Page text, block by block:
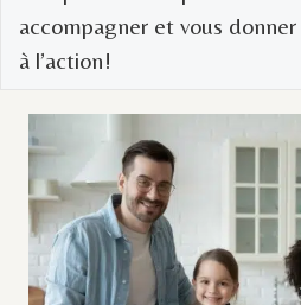
accompagner et vous
à l’action!